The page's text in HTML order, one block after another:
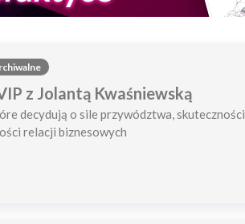
z Jolantą Kwaśniewską
decydują o sile przywództwa, skuteczności
relacji biznesowych